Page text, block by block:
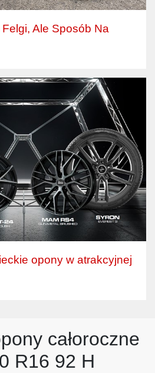
Ale Sposób Na
opony w atrakcyjnej
całoroczne
R16 92 H